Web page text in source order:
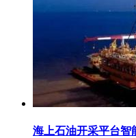
海上石油开采平台智